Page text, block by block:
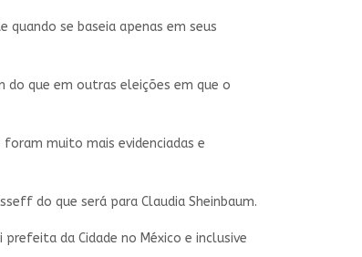
se baseia apenas em seus
do que em outras eleições em que o
muito mais evidenciadas e
do que será para Claudia Sheinbaum.
da Cidade no México e inclusive